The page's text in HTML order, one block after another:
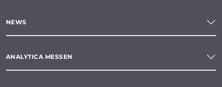
NEWS
ANALYTICA MESSEN